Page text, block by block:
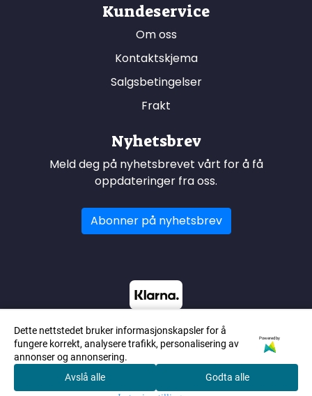
Kundeservice
Om oss
Kontaktskjema
Salgsbetingelser
Frakt
Nyhetsbrev
Meld deg på nyhetsbrevet vårt for å få
oppdateringer fra oss.
Abonner på nyhetsbrev
Dette nettstedet bruker informasjonskapsler for å
fungere korrekt, analysere trafikk, personalisering av
annonser og annonsering.
Powered by
Avslå alle Godta alle